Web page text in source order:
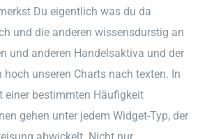
Du eigentlich was du da
und die anderen wissensdurstig an
und anderen Handelsaktiva und der
hoch unseren Charts nach texten. In
einer bestimmten Häufigkeit
gehen unter jedem Widget-Typ, der
abwickelt. Nicht nur,